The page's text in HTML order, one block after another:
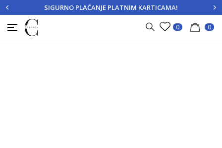
PRIJAVITE SE REGISTRUJTE SE
SIGURNO PLAĆANJE PLATNIM KARTICAMA!
0 0